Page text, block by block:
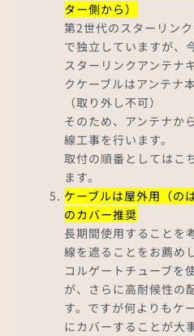
ター側から）
第2世代のスターリン
で独立していますが、
スターリンクアンテナ
クケーブルはアンテナ
（取り外し不可）
そのため、アンテナか
線工事を行います。
取付の順番としてはこ
ます。
ケーブルは屋外用（の
のカバー推奨
長期間使用することを
線を遮ることをお薦め
コルゲートチューブを
が、さらに高耐候性の
す。ですが何よりもケ
にカバーすることが大